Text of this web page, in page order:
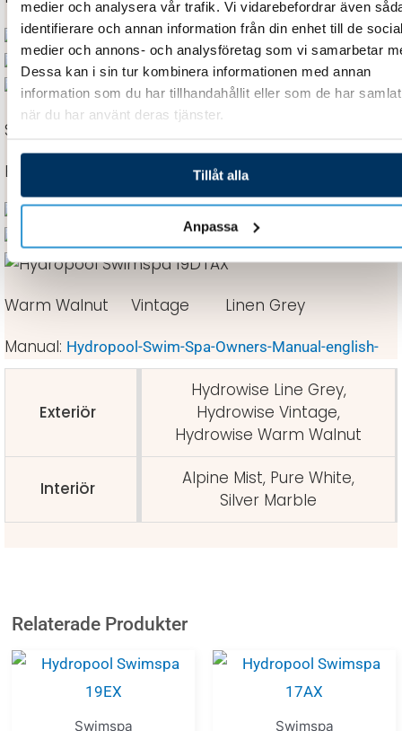
medier och analysera vår trafik. Vi vidarebefordrar även
identifierare och annan information från din enhet till de
medier och annons- och analysföretag som vi samarbetar
Dessa kan i sin tur kombinera informationen med annan
information som du har tillhandahållit eller som de har
när du har använt deras tjänster.
Tillåt alla
Anpassa
Silver Marble Pure White Alpine Mist
Exteriör
Warm Walnut Vintage Linen Grey
Manual: Hydropool-Swim-Spa-Owners-Manual-english-
Exteriör
Hydrowise Line Grey,
Hydrowise Vintage,
Hydrowise Warm Walnut
Interiör
Alpine Mist, Pure White,
Silver Marble
Relaterade Produkter
Swimspa
Den
här
produkten
Swimspa
Den
här
produkten